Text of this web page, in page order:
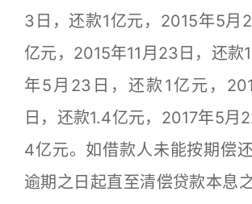
3日，还款1亿元，2015年5月
亿元，2015年11月23日，还款
年5月23日，还款1亿元，
日，还款1.4亿元，2017年5月
4亿元。如借款人未能按期偿
逾期之日起直至清偿贷款本息